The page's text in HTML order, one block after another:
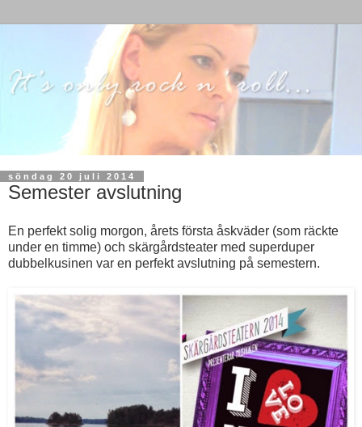
söndag 20 juli 2014
Semester avslutning
En perfekt solig morgon, årets första åskväder (som räckte
under en timme) och skärgårdsteater med superduper
dubbelkusinen var en perfekt avslutning på semestern.